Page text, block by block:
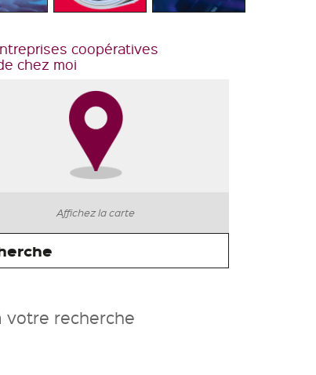
coopératives
chez moi
Affichez la carte
votre recherche